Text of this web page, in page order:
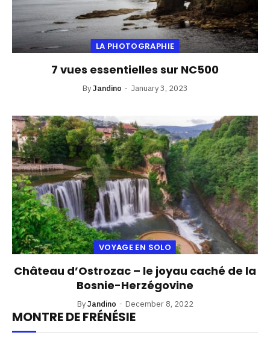
LA PHOTOGRAPHIE
7 vues essentielles sur NC500
By Jandino January 3, 2023
VOYAGE EN SOLO
Château d’Ostrozac – le joyau caché de la
Bosnie-Herzégovine
By Jandino December 8, 2022
MONTRE DE FRÉNÉSIE